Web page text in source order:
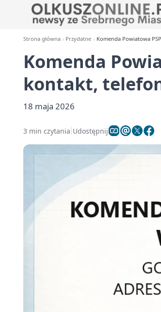
Strona główna Przydatne Komenda Powiatowa
Komenda
kontakt,
18 maja 2026
3 min czytania Udostępnij